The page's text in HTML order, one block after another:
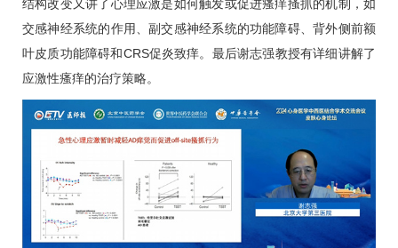
结构改变又讲了心理应激是如何触发或促进瘙痒搔抓的机制，如
交感神经系统的作用、副交感神经系统的功能障碍、背外侧前额
叶皮质功能障碍和CRS促炎致痒。最后谢志强教授有详细讲解了
应激性瘙痒的治疗策略。